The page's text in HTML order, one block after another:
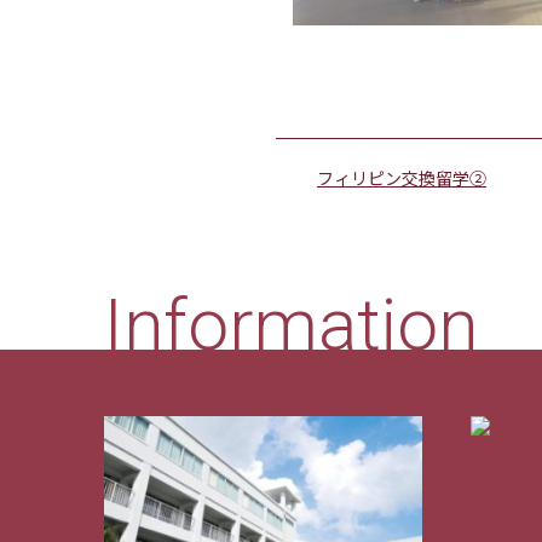
フィリピン交換留学②
Information